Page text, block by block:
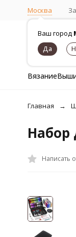
Москва
Ваш город
Вязание
Главная
Набор
Написать